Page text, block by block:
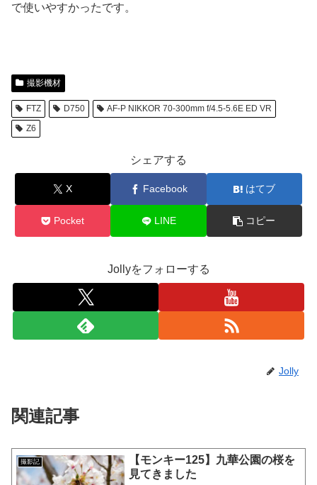
で使いやすかったです。
撮影機材
FTZ D750
AF-P NIKKOR 70-300mm f/4.5-5.6E ED VR
Z6
シェアする
X Facebook はてブ
Pocket LINE コピー
Jollyをフォローする
Jolly
関連記事
撮影記
【モンキー125】九華公園の桜を
見てきました